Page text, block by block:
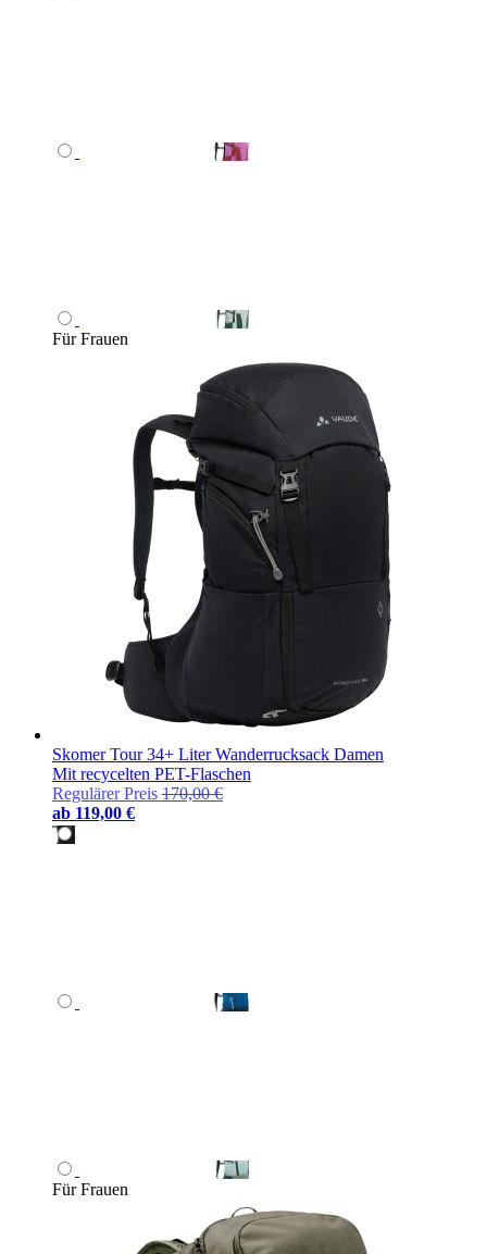
Für Frauen
Skomer Tour 34+ Liter Wanderrucksack Damen
Mit recycelten PET-Flaschen
Regulärer Preis 170,00 €
ab 119,00 €
Für Frauen